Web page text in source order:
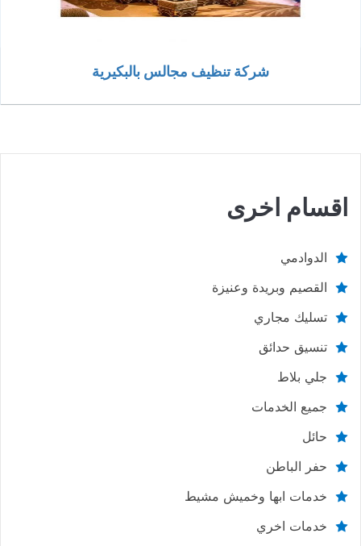
شركة تنظيف مجالس بالبكيرية
اقسام اخرى
الدوادمي
القصيم وبريدة وعنيزة
تسليك مجاري
تنسيق حدائق
جلي بلاط
جميع الخدمات
حائل
حفر الباطن
خدمات ابها وخميش مشيط
خدمات اخري